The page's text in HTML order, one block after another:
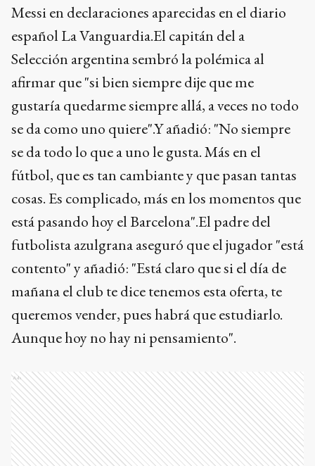
Messi en declaraciones aparecidas en el diario
español La Vanguardia.El capitán del a
Selección argentina sembró la polémica al
afirmar que "si bien siempre dije que me
gustaría quedarme siempre allá, a veces no todo
se da como uno quiere".Y añadió: "No siempre
se da todo lo que a uno le gusta. Más en el
fútbol, que es tan cambiante y que pasan tantas
cosas. Es complicado, más en los momentos que
está pasando hoy el Barcelona".El padre del
futbolista azulgrana aseguró que el jugador "está
contento" y añadió: "Está claro que si el día de
mañana el club te dice tenemos esta oferta, te
queremos vender, pues habrá que estudiarlo.
Aunque hoy no hay ni pensamiento".
Ads